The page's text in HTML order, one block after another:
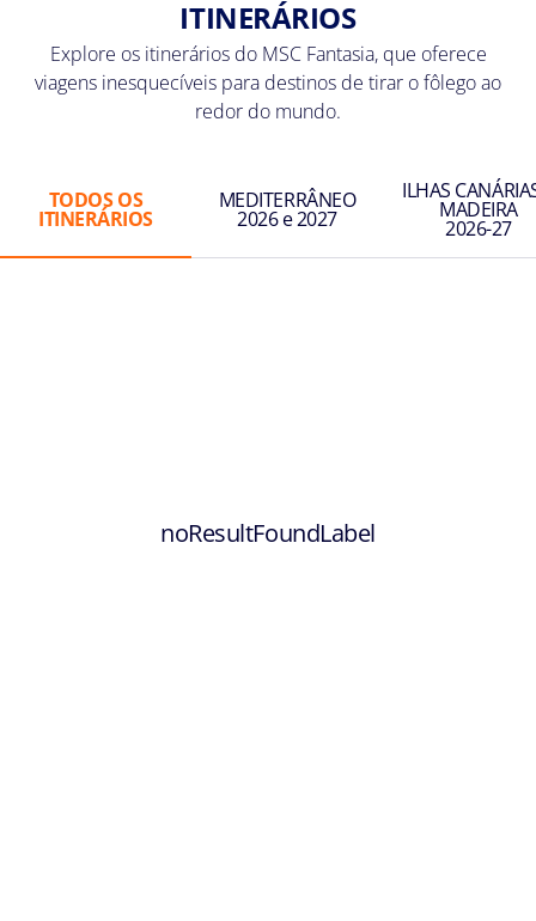
ITINERÁRIOS
Explore os itinerários do MSC Fantasia, que oferece
viagens inesquecíveis para destinos de tirar o fôlego ao
redor do mundo.
TODOS OS
ITINERÁRIOS
MEDITERRÂNEO
2026 e 2027
ILHAS
MADEIRA
2026-27
noResultFoundLabel